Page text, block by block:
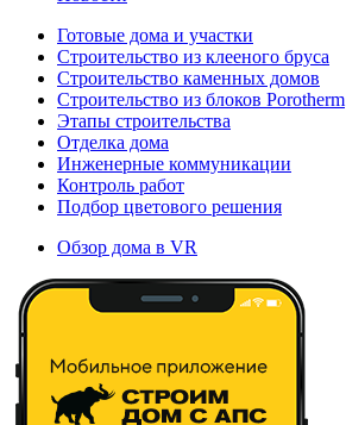
Готовые дома и участки
Строительство из клееного бруса
Строительство каменных домов
Строительство из блоков Porotherm
Этапы строительства
Отделка дома
Инженерные коммуникации
Контроль работ
Подбор цветового решения
Обзор дома в VR